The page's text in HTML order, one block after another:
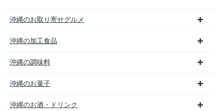
沖縄のお取り寄せグルメ
沖縄の加工食品
沖縄の調味料
沖縄のお菓子
沖縄のお酒・ドリンク